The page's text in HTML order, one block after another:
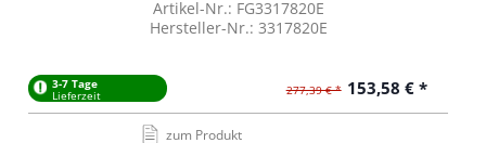
Artikel-Nr.: FG3317820E
Hersteller-Nr.: 3317820E
3-7 Tage
Lieferzeit 277,39 € * 153,58 € *
zum Produkt